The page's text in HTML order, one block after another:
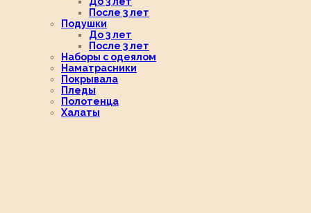
После 3 лет
Подушки
До 3 лет
После 3 лет
Наборы с одеялом
Наматрасники
Покрывала
Пледы
Полотенца
Халаты